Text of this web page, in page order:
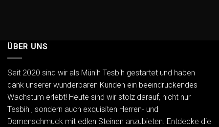
ÜBER UNS
Seit 2020 sind wir als Münih Tesbih gestartet und haben
dank unserer wunderbaren Kunden ein beeindruckendes
Wachstum erlebt! Heute sind wir stolz darauf, nicht nur
Tesbih , sondern auch exquisiten Herren- und
Damenschmuck mit edlen Steinen anzubieten. Entdecke die